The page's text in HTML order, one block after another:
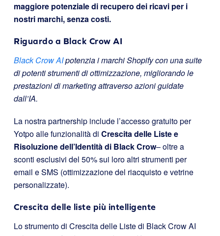
maggiore potenziale di recupero dei ricavi per i
nostri marchi, senza costi.
Riguardo a Black Crow AI
Black Crow AIpotenzia i marchi Shopify con una suite
di potenti strumenti di ottimizzazione, migliorando le
prestazioni di marketing attraverso azioni guidate
dall’IA.
La nostra partnership include l’accesso gratuito per
Yotpo alle funzionalità di Crescita delle Liste e
Risoluzione dell’Identità di Black Crow– oltre a
sconti esclusivi del 50% sui loro altri strumenti per
email e SMS (ottimizzazione del riacquisto e vetrine
personalizzate).
Crescita delle liste più intelligente
Lo strumento di Crescita delle Liste di Black Crow AI